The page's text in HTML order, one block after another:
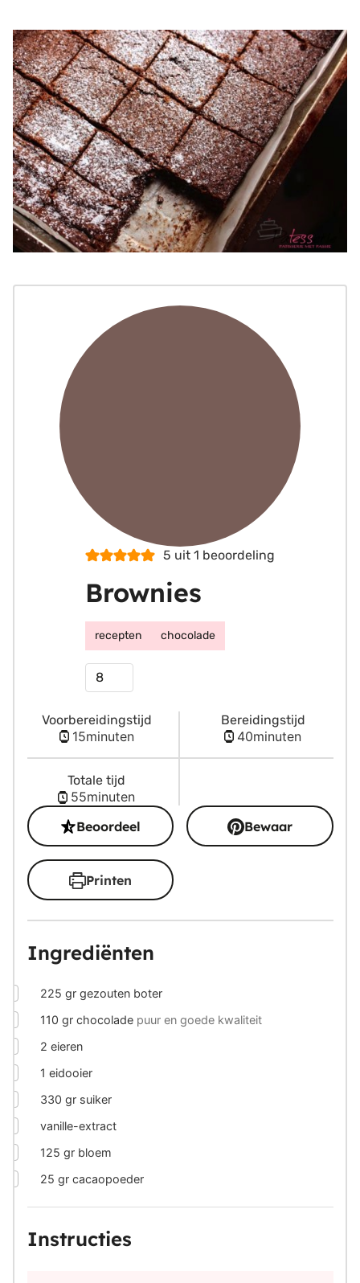
5 uit 1 beoordeling
Brownies
recepten chocolade
Porties
Voorbereidingstijd
15minuten
minuten
Bereidingstijd
40minuten
minuten
Totale tijd
55minuten
minuten
Beoordeel
Bewaar
Printen
Ingrediënten
225 gr gezouten boter
110 gr chocolade puur en goede kwaliteit
2 eieren
1 eidooier
330 gr suiker
vanille-extract
125 gr bloem
25 gr cacaopoeder
Instructies